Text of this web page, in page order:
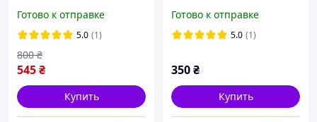
износостойкого ПВХ, 137
× 180 см
Готово к отправке
5.0 (1)
545₴
800 ₴
Купить
на стол №1 183х33см
Готово к отправке
5.0 (1)
350₴
Купить